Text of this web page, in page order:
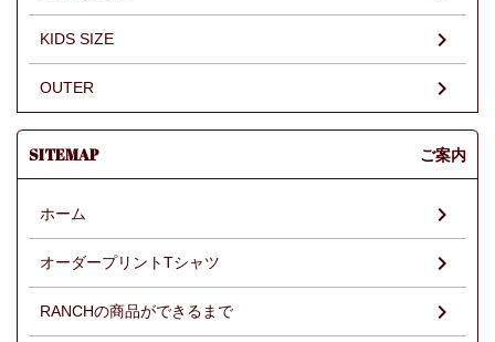
KIDS SIZE
OUTER
SITEMAP ご案内
ホーム
オーダープリントTシャツ
RANCHの商品ができるまで